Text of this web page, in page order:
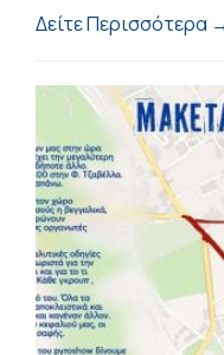
Δείτε Περισσότερα